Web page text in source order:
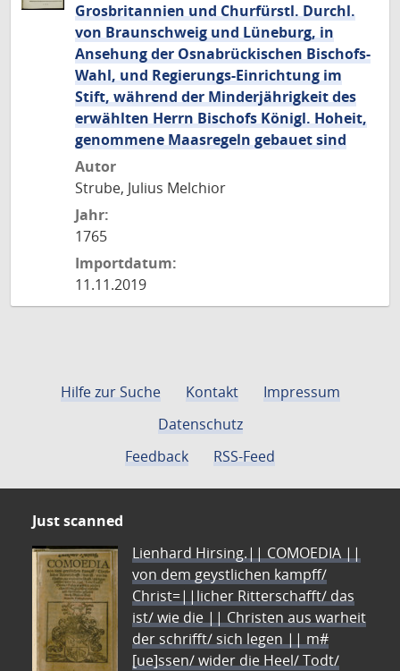
Grosbritannien und Churfürstl. Durchl.
von Braunschweig und Lüneburg, in
Ansehung der Osnabrückischen Bischofs-
Wahl, und Regierungs-Einrichtung im
Stift, während der Minderjährigkeit des
erwählten Herrn Bischofs Königl. Hoheit,
genommene Maasregeln gebauet sind
Autor
Strube, Julius Melchior
Jahr:
1765
Importdatum:
11.11.2019
Hilfe zur Suche Kontakt
Impressum
Datenschutz
Feedback
RSS-Feed
Just scanned
Lienhard Hirsing.|| COMOEDIA ||
von dem geystlichen kampff/
Christ=||licher Ritterschafft/ das
ist/ wie die || Christen aus warheit
der schrifft/ sich legen || m#
[ue]ssen/ wider die Heel/ Todt/